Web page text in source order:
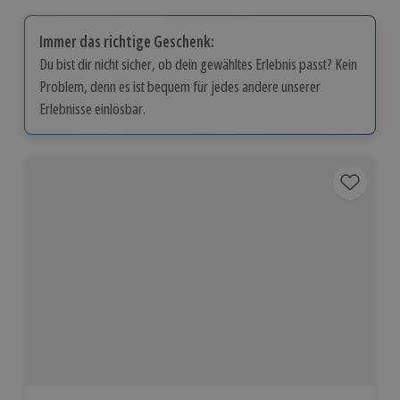
Immer das richtige Geschenk:
Du bist dir nicht sicher, ob dein gewähltes Erlebnis passt? Kein
Problem, denn es ist bequem für jedes andere unserer
Erlebnisse einlösbar.